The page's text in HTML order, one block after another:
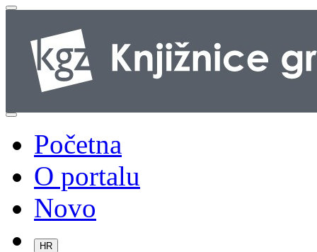
Početna
O portalu
Novo
HR